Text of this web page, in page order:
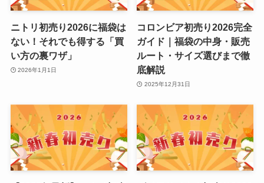
ニトリ初売り2026に福袋は
ない！それでも得する「買
い方の裏ワザ」
2026年1月1日
コロンビア初売り2026完全
ガイド｜福袋の中身・販売
ルート・サイズ選びまで徹
底解説
2025年12月31日